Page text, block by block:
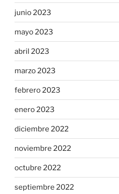
junio 2023
mayo 2023
abril 2023
marzo 2023
febrero 2023
enero 2023
diciembre 2022
noviembre 2022
octubre 2022
septiembre 2022